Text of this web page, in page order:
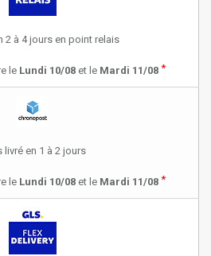
2 à 4 jours en point relais
le Lundi 10/08et le Mardi 11/08 *
livré en 1 à 2 jours
le Lundi 10/08et le Mardi 11/08 *